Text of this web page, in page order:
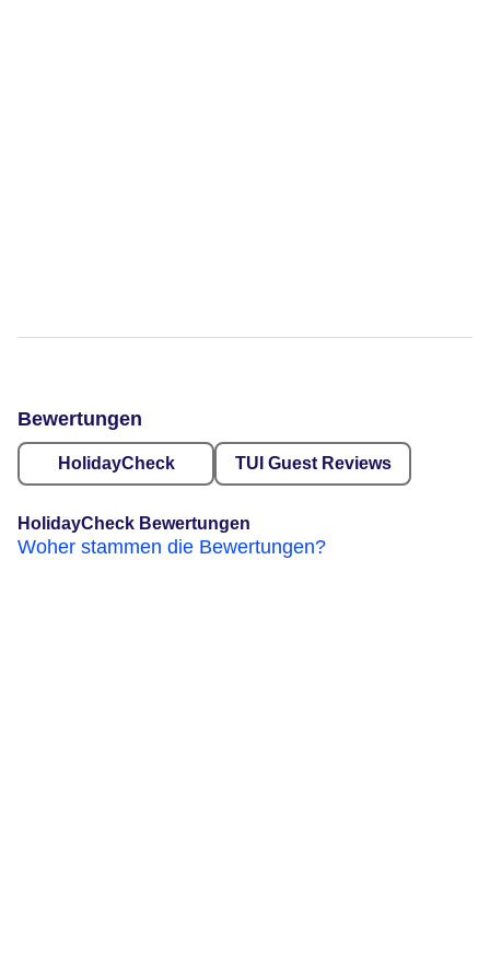
Bewertungen
HolidayCheck TUI Guest Reviews
HolidayCheck Bewertungen
Woher stammen die Bewertungen?